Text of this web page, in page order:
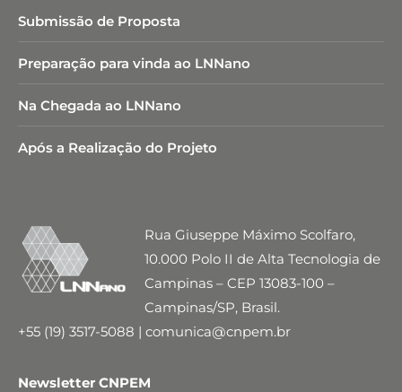
Submissão de Proposta
Preparação para vinda ao LNNano
Na Chegada ao LNNano
Após a Realização do Projeto
Rua Giuseppe Máximo Scolfaro,
10.000 Polo II de Alta Tecnologia de
Campinas – CEP 13083-100 –
Campinas/SP, Brasil.
+55 (19) 3517-5088 | comunica@cnpem.br
Newsletter CNPEM